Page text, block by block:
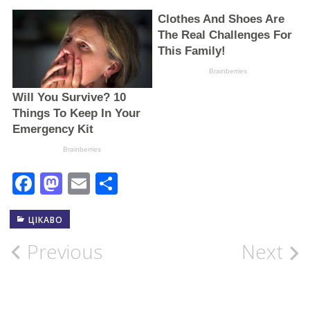
Facebook
Mastodon
EmailПоділитися
ЦІКАВО
Post
Previous Next